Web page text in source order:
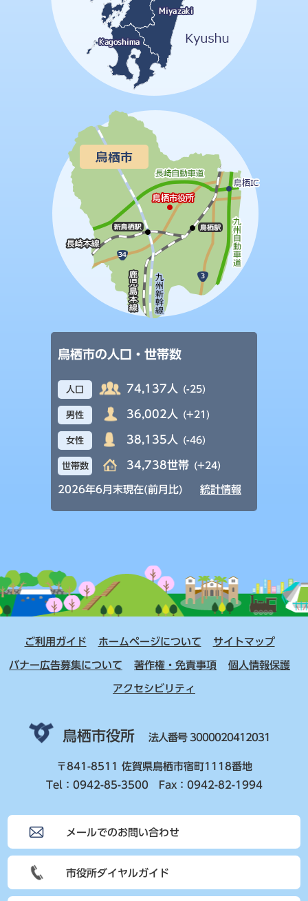
鳥栖市の人口・世帯数
人口 74,137人 (-25)
男性 36,002人 (+21)
女性 38,135人 (-46)
世帯数 34,738世帯 (+24)
2026年6月末現在(前月比) 統計情報
ご利用ガイド ホームページについて サイトマップ
バナー広告募集について 著作権・免責事項 個人情報保護
アクセシビリティ
鳥栖市役所 法人番号 3000020412031
〒841-8511 佐賀県鳥栖市宿町1118番地
Tel：0942-85-3500 Fax：0942-82-1994
メールでのお問い合わせ
市役所ダイヤルガイド